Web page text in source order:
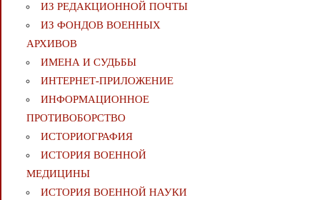
ИЗ РЕДАКЦИОННОЙ ПОЧТЫ
ИЗ ФОНДОВ ВОЕННЫХ
АРХИВОВ
ИМЕНА И СУДЬБЫ
ИНТЕРНЕТ-ПРИЛОЖЕНИЕ
ИНФОРМАЦИОННОЕ
ПРОТИВОБОРСТВО
ИСТОРИОГРАФИЯ
ИСТОРИЯ ВОЕННОЙ
МЕДИЦИНЫ
ИСТОРИЯ ВОЕННОЙ НАУКИ